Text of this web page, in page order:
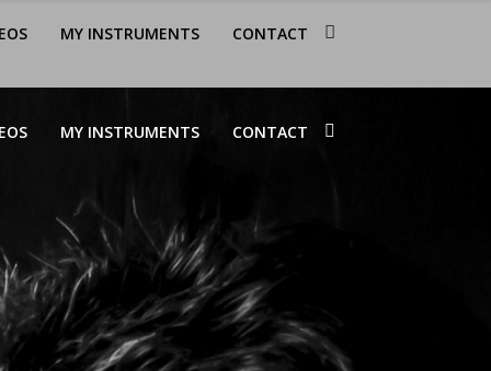
MY INSTRUMENTS CONTACT
MY INSTRUMENTS CONTACT